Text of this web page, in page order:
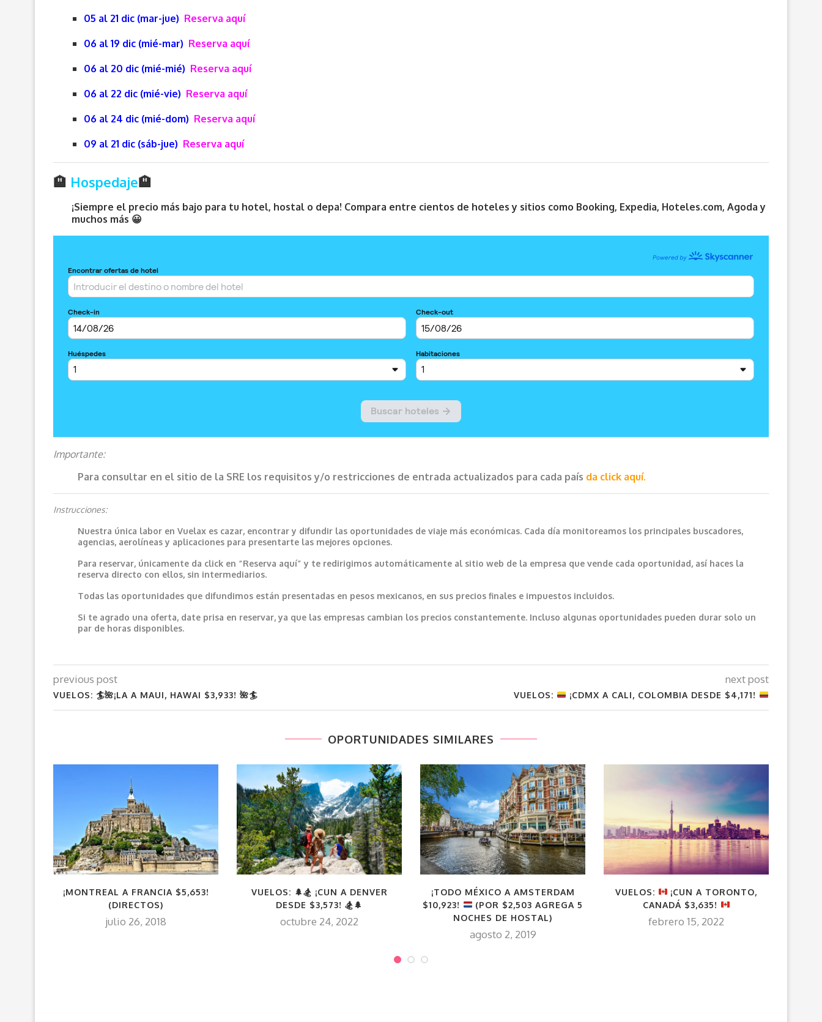
05 al 21 dic (mar-jue) Reserva aquí
06 al 19 dic (mié-mar) Reserva aquí
06 al 20 dic (mié-mié) Reserva aquí
06 al 22 dic (mié-vie) Reserva aquí
06 al 24 dic (mié-dom) Reserva aquí
09 al 21 dic (sáb-jue) Reserva aquí
🏨 Hospedaje🏨
¡Siempre el precio más bajo para tu hotel, hostal o depa! Compara entre cientos de hoteles y sitios como Booking, Expedia, Hoteles.com, Agoda y
muchos más 😀
Importante:
Para consultar en el sitio de la SRE los requisitos y/o restricciones de entrada actualizados para cada país da click aquí.
Instrucciones:
Nuestra única labor en Vuelax es cazar, encontrar y difundir las oportunidades de viaje más económicas. Cada día monitoreamos los principales buscadores,
agencias, aerolíneas y aplicaciones para presentarte las mejores opciones.
Para reservar, únicamente da click en “Reserva aquí” y te redirigimos automáticamente al sitio web de la empresa que vende cada oportunidad, así haces la
reserva directo con ellos, sin intermediarios.
Todas las oportunidades que difundimos están presentadas en pesos mexicanos, en sus precios finales e impuestos incluidos.
Si te agrado una oferta, date prisa en reservar, ya que las empresas cambian los precios constantemente. Incluso algunas oportunidades pueden durar solo un
par de horas disponibles.
previous post
VUELOS: 🏄🌺¡LA A MAUI, HAWAI $3,933! 🌺🏄
next post
VUELOS: ¡CDMX A CALI, COLOMBIA DESDE $4,171!
OPORTUNIDADES SIMILARES
¡MONTREAL A FRANCIA $5,653!
(DIRECTOS)
julio 26, 2018
VUELOS: 🌲🏂 ¡CUN A DENVER
DESDE $3,573! 🏂🌲
octubre 24, 2022
¡TODO MÉXICO A AMSTERDAM
$10,923!
(POR $2,503 AGREGA 5
NOCHES DE HOSTAL)
agosto 2, 2019
VUELOS:
¡CUN A TORONTO,
CANADÁ $3,635!
febrero 15, 2022